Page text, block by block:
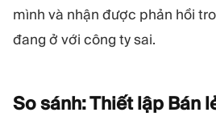
mình và nhận được phản hồi
đang ở với công ty sai.
So sánh: Thiết lập Bán